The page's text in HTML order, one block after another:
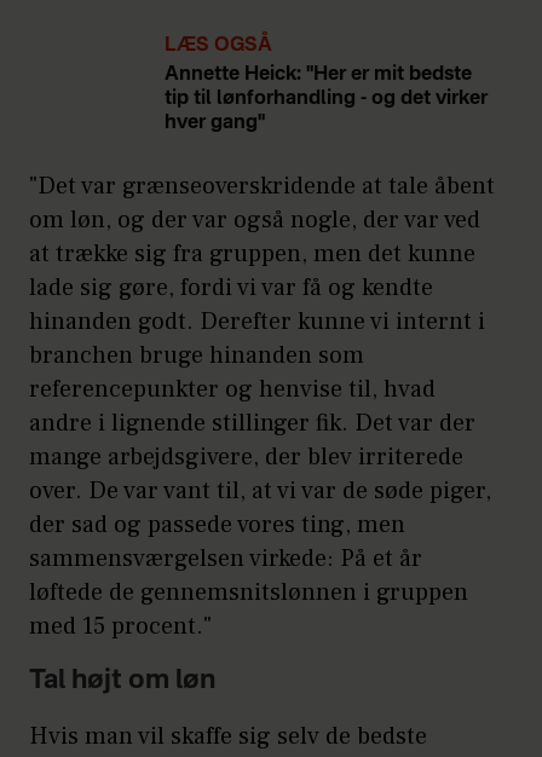
LÆS OGSÅ
Annette Heick: "Her er mit bedste
tip til lønforhandling - og det virker
hver gang"
"Det var grænseoverskridende at tale åbent
om løn, og der var også nogle, der var ved
at trække sig fra gruppen, men det kunne
lade sig gøre, fordi vi var få og kendte
hinanden godt. Derefter kunne vi internt i
branchen bruge hinanden som
referencepunkter og henvise til, hvad
andre i lignende stillinger fik. Det var der
mange arbejdsgivere, der blev irriterede
over. De var vant til, at vi var de søde piger,
der sad og passede vores ting, men
sammensværgelsen virkede: På et år
løftede de gennemsnitslønnen i gruppen
med 15 procent."
Tal højt om løn
Hvis man vil skaffe sig selv de bedste